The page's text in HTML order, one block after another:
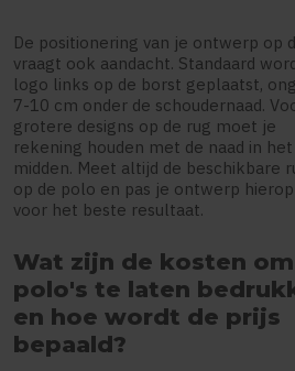
De positionering van je ontwerp op
vraagt ook aandacht. Standaard
logo links op de borst geplaatst,
7-10 cm onder de schoudernaad.
grotere designs op de rug moet je
rekening houden met de naad in het
midden. Meet altijd de beschikbare
op de polo en pas je ontwerp hierop
voor het beste resultaat.
Wat zijn de kosten om
polo's te laten
en hoe wordt de prijs
bepaald?